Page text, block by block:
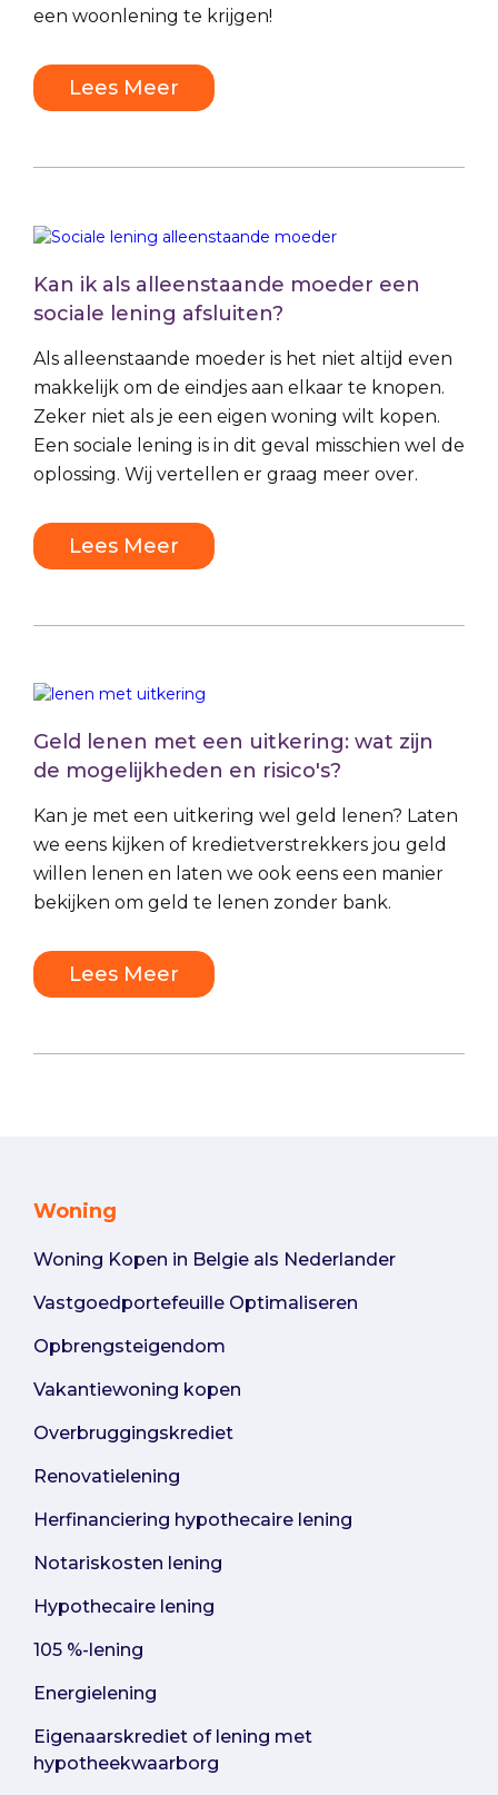
een woonlening te krijgen!
Lees Meer
Kan ik als alleenstaande moeder een
sociale lening afsluiten?
Als alleenstaande moeder is het niet altijd even
makkelijk om de eindjes aan elkaar te knopen.
Zeker niet als je een eigen woning wilt kopen.
Een sociale lening is in dit geval misschien wel de
oplossing. Wij vertellen er graag meer over.
Lees Meer
Geld lenen met een uitkering: wat zijn
de mogelijkheden en risico's?
Kan je met een uitkering wel geld lenen? Laten
we eens kijken of kredietverstrekkers jou geld
willen lenen en laten we ook eens een manier
bekijken om geld te lenen zonder bank.
Lees Meer
Woning
Woning Kopen in Belgie als Nederlander
Vastgoedportefeuille Optimaliseren
Opbrengsteigendom
Vakantiewoning kopen
Overbruggingskrediet
Renovatielening
Herfinanciering hypothecaire lening
Notariskosten lening
Hypothecaire lening
105 %-lening
Energielening
Eigenaarskrediet of lening met
hypotheekwaarborg